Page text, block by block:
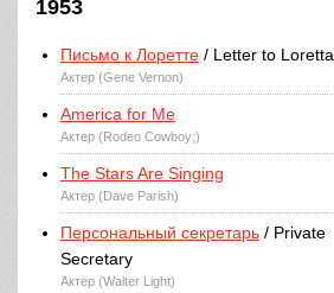
1953
Письмо к Лоретте / Letter to Loretta
Актер (Gene Vernon)
America for Me
Актер (Rodeo Cowboy;)
The Stars Are Singing
Актер (Dave Parish)
Персональный секретарь / Private
Secretary
Актер (Walter Light)